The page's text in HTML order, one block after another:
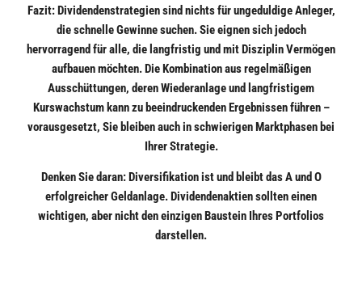
Fazit: Dividendenstrategien sind nichts für ungeduldige Anleger,
die schnelle Gewinne suchen. Sie eignen sich jedoch
hervorragend für alle, die langfristig und mit Disziplin Vermögen
aufbauen möchten. Die Kombination aus regelmäßigen
Ausschüttungen, deren Wiederanlage und langfristigem
Kurswachstum kann zu beeindruckenden Ergebnissen führen –
vorausgesetzt, Sie bleiben auch in schwierigen Marktphasen bei
Ihrer Strategie.
Denken Sie daran: Diversifikation ist und bleibt das A und O
erfolgreicher Geldanlage. Dividendenaktien sollten einen
wichtigen, aber nicht den einzigen Baustein Ihres Portfolios
darstellen.